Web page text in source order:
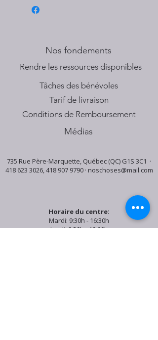
Nos fondements
​Rendre les ressources disponibles
Tâches des bénévoles
Tarif de livraison
Conditions de Remboursement
Médias
735 Rue Père-Marquette, Québec (QC) G1S 3C1 ·
418 623 3026,418 907 9790· noschoses@mail.com
Horaire du centre:
Mardi: 9:30h - 16:30h
Jeudi: 9:30h - 19:00h